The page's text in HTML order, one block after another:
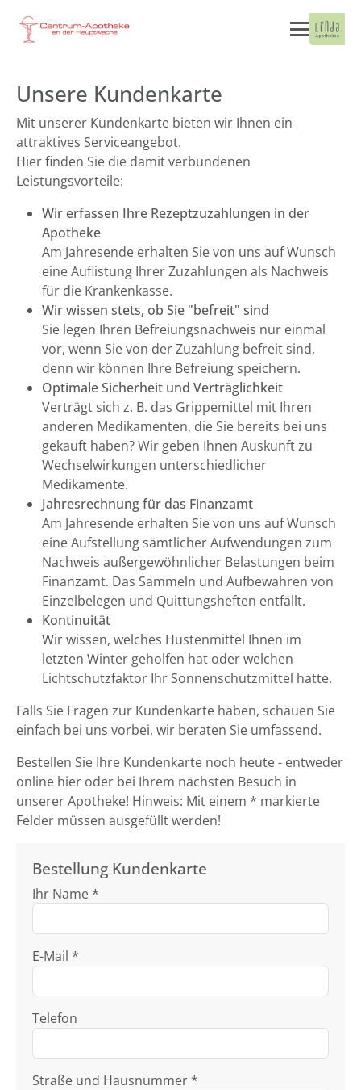
Unsere Kundenkarte
Mit unserer Kundenkarte bieten wir Ihnen ein
attraktives Serviceangebot.
Hier finden Sie die damit verbundenen
Leistungsvorteile:
Wir erfassen Ihre Rezeptzuzahlungen in der
Apotheke
Am Jahresende erhalten Sie von uns auf Wunsch
eine Auflistung Ihrer Zuzahlungen als Nachweis
für die Krankenkasse.
Wir wissen stets, ob Sie "befreit" sind
Sie legen Ihren Befreiungsnachweis nur einmal
vor, wenn Sie von der Zuzahlung befreit sind,
denn wir können Ihre Befreiung speichern.
Optimale Sicherheit und Verträglichkeit
Verträgt sich z. B. das Grippemittel mit Ihren
anderen Medikamenten, die Sie bereits bei uns
gekauft haben? Wir geben Ihnen Auskunft zu
Wechselwirkungen unterschiedlicher
Medikamente.
Jahresrechnung für das Finanzamt
Am Jahresende erhalten Sie von uns auf Wunsch
eine Aufstellung sämtlicher Aufwendungen zum
Nachweis außergewöhnlicher Belastungen beim
Finanzamt. Das Sammeln und Aufbewahren von
Einzelbelegen und Quittungsheften entfällt.
Kontinuität
Wir wissen, welches Hustenmittel Ihnen im
letzten Winter geholfen hat oder welchen
Lichtschutzfaktor Ihr Sonnenschutzmittel hatte.
Falls Sie Fragen zur Kundenkarte haben, schauen Sie
einfach bei uns vorbei, wir beraten Sie umfassend.
Bestellen Sie Ihre Kundenkarte noch heute - entweder
online hier oder bei Ihrem nächsten Besuch in
unserer Apotheke! Hinweis: Mit einem * markierte
Felder müssen ausgefüllt werden!
Bestellung Kundenkarte
Ihr Name *
E-Mail *
Telefon
Straße und Hausnummer *